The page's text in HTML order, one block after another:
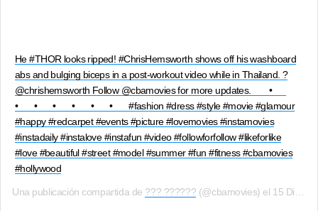
He #THOR looks ripped! #ChrisHemsworth shows off his washboard
abs and bulging biceps in a post-workout video while in Thailand. ?
@chrishemsworth Follow @cbamovies for more updates. ⠀⠀ •⠀⠀
•⠀⠀ •⠀⠀ •⠀⠀ •⠀⠀ •⠀⠀ •⠀⠀ #fashion #dress #style #movie #glamour
#happy #redcarpet #events #picture #lovemovies #instamovies
#instadaily #instalove #instafun #video #followforfollow #likeforlike
#love #beautiful #street #model #summer #fun #fitness #cbamovies
#hollywood
Una publicación compartida de ??? ?????? (@cbamovies) el 15 Dic, 2018 a las 4:23 PST